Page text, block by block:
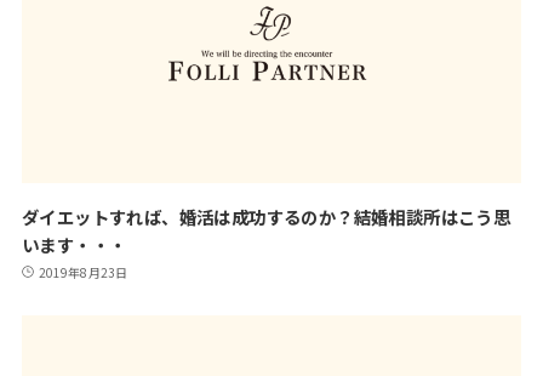
ダイエットすれば、婚活は成功するのか？結婚相談所はこう思
います・・・
2019年8月23日